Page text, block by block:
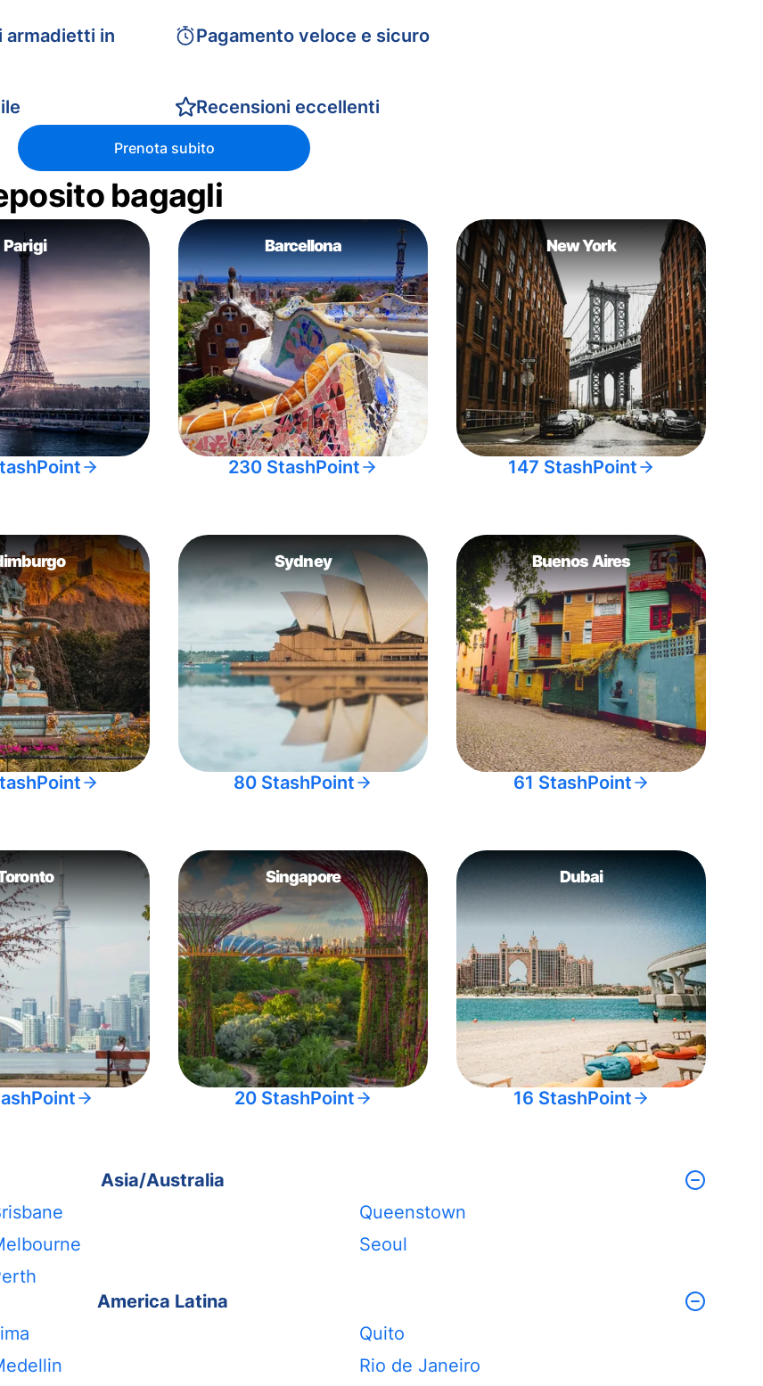
armadietti in
Pagamento veloce e sicuro
Recensioni eccellenti
Prenota subito
bagagli
Parigi Barcellona
230 StashPoint
New York
147 StashPoint
Sydney
80 StashPoint
Buenos Aires
61 StashPoint
Singapore
20 StashPoint
Dubai
16 StashPoint
Asia/Australia
Queenstown
Seoul
America Latina
Quito
Rio de Janeiro